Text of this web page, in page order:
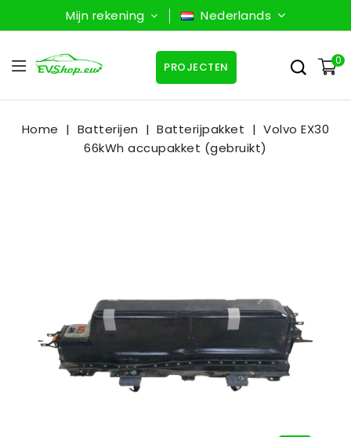
Mijn rekening Nederlands
0
PROJECTEN
Home Batterijen Batterijpakket
Volvo EX30
66kWh accupakket (gebruikt)